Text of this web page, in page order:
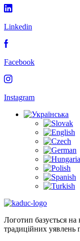
Linkedin
Facebook
Instagram
Логотип базується на
традиційних уявлень